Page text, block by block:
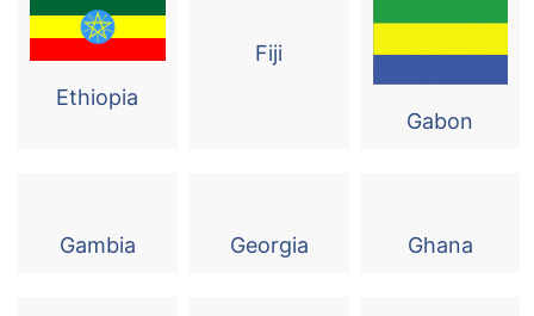
Ethiopia
Fiji
Gabon
Gambia Georgia Ghana